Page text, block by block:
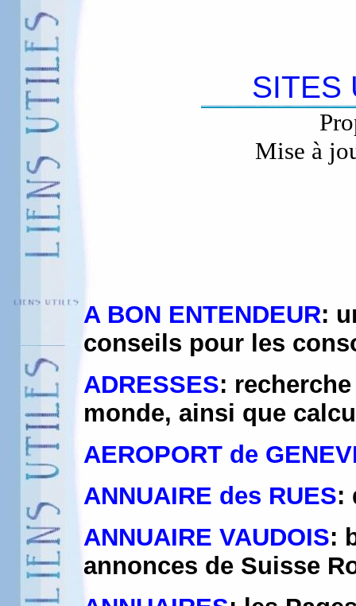
SITES
Mise à
A BON ENTENDEUR:
conseils pour les
ADRESSES:
monde, ainsi que
AEROPORT de
ANNUAIRE des RUES:
ANNUAIRE VAUDOIS:
annonces de Suisse